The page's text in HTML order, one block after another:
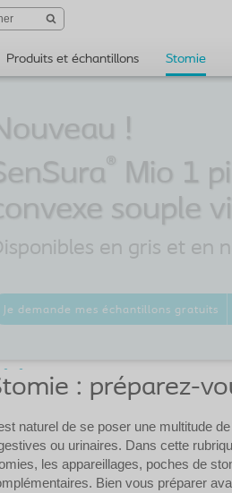
Produits et échantillons Stomie
!
®
Mio 1
en gris et en
Je demande mes échantillons gratuits
: préparez-
naturel de se poser une multitude
ou urinaires. Dans cette
les appareillages, poches de
Bien vous préparer